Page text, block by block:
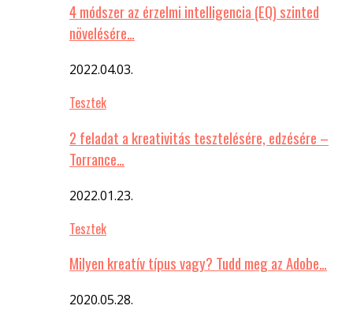
4 módszer az érzelmi intelligencia (EQ) szinted
növelésére…
2022.04.03.
Tesztek
2 feladat a kreativitás tesztelésére, edzésére –
Torrance…
2022.01.23.
Tesztek
Milyen kreatív típus vagy? Tudd meg az Adobe…
2020.05.28.